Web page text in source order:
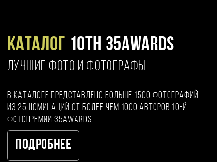
Каталог 10TH 35AWARDS
ЛУЧШИЕ ФОТО И ФОТОГРАФЫ
В каталоге представлено больше 1500 фотографий
из 25 номинаций от более чем 1000 авторов 10-й
фотопремии 35AWARDS
Подробнее